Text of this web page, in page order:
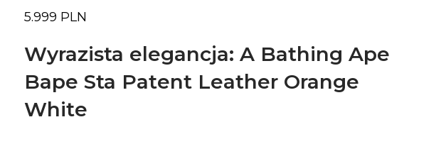
5.999 PLN
Wyrazista elegancja: A Bathing Ape
Bape Sta Patent Leather Orange
White